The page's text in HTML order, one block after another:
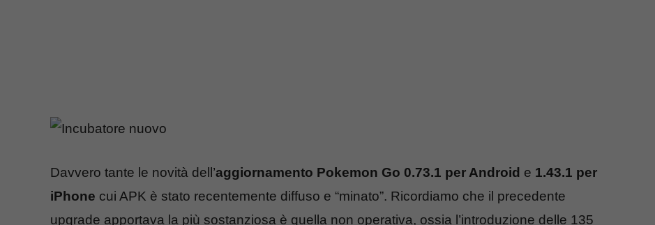
Davvero tante le novità dell’aggiornamento Pokemon Go 0.73.1 per Android e 1.43.1 per
iPhone cui APK è stato recentemente diffuso e “minato”. Ricordiamo che il precedente
upgrade apportava la più sostanziosa è quella non operativa, ossia l’introduzione delle 135